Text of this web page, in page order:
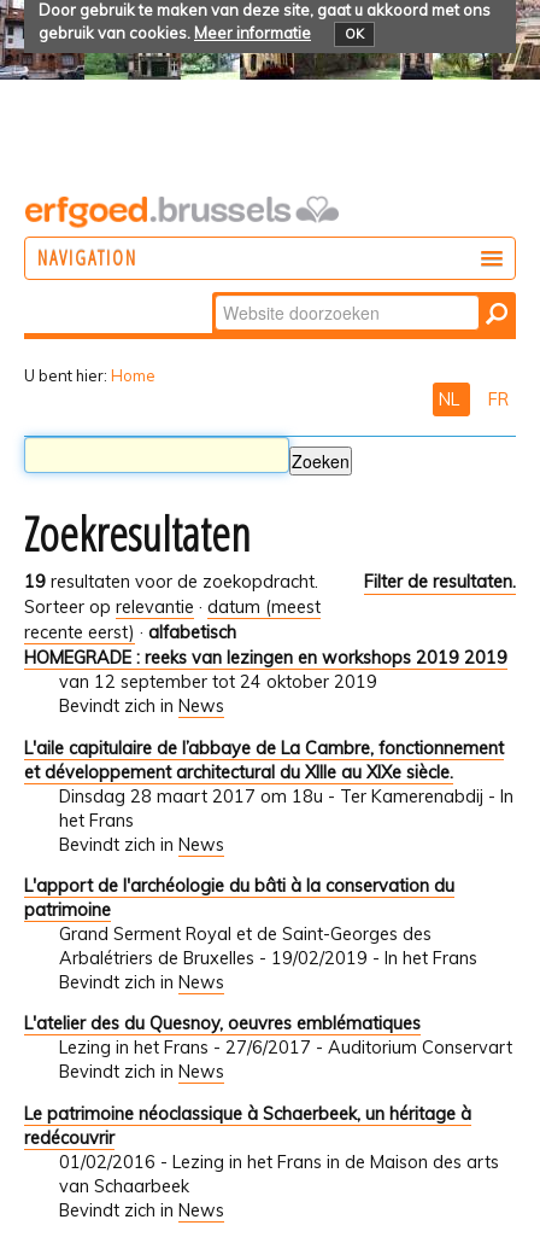
Door gebruik te maken van deze site, gaat u akkoord met ons
gebruik van cookies. Meer informatie OK
NAVIGATION
Zoek
Geavanceerd
U bent hier: Home
NL FR
Zoekresultaten
19 resultaten voor de zoekopdracht.
Filter de resultaten.
Sorteer op relevantie · datum (meest
recente eerst) · alfabetisch
HOMEGRADE : reeks van lezingen en workshops 2019 2019
van 12 september tot 24 oktober 2019
Bevindt zich in News
L'aile capitulaire de l’abbaye de La Cambre, fonctionnement
et développement architectural du XIIIe au XIXe siècle.
Dinsdag 28 maart 2017 om 18u - Ter Kamerenabdij - In
het Frans
Bevindt zich in News
L'apport de l'archéologie du bâti à la conservation du
patrimoine
Grand Serment Royal et de Saint-Georges des
Arbalétriers de Bruxelles - 19/02/2019 - In het Frans
Bevindt zich in News
L'atelier des du Quesnoy, oeuvres emblématiques
Lezing in het Frans - 27/6/2017 - Auditorium Conservart
Bevindt zich in News
Le patrimoine néoclassique à Schaerbeek, un héritage à
redécouvrir
01/02/2016 - Lezing in het Frans in de Maison des arts
van Schaarbeek
Bevindt zich in News